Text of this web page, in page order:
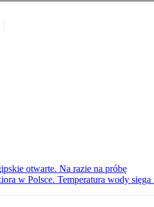
otwarte. Na razie na próbę
w Polsce. Temperatura wody sięga